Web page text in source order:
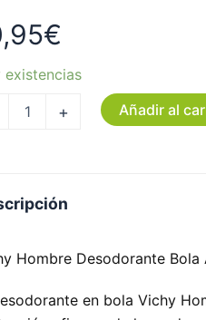
€
existencias
+ Añadir al
Hombre Desodorante
en bola Vichy